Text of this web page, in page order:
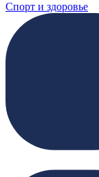
Спорт и здоровье